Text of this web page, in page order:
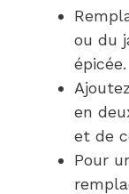
ou du
épicée.
en
et de
Pour